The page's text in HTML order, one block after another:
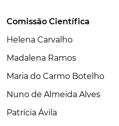
Comissão Científica
Helena Carvalho
Madalena Ramos
Maria do Carmo Botelho
Nuno de Almeida Alves
Patrícia Ávila